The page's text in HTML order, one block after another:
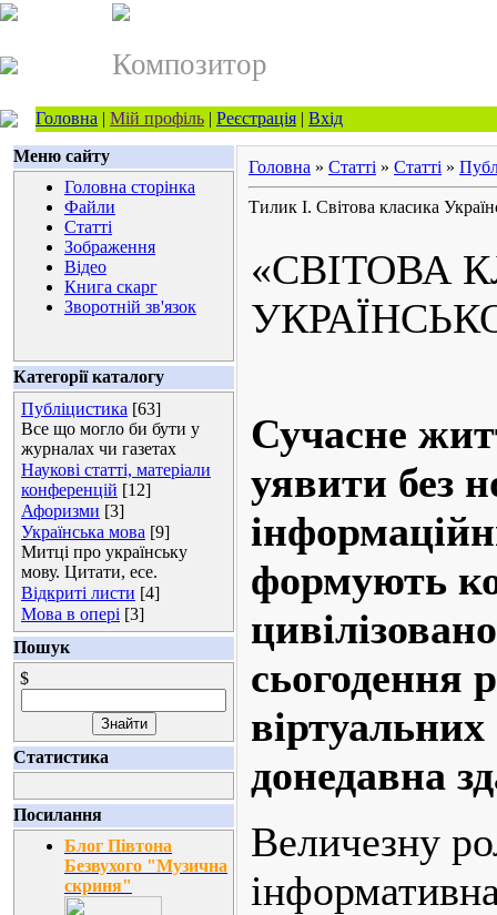
Композитор
Головна | Мій профіль | Реєстрація | Вхід
Меню сайту
Головна сторінка
Файли
Статті
Зображення
Відео
Книга скарг
Зворотній зв'язок
Категорії каталогу
Публіцистика [63]
Все що могло би бути у
журналах чи газетах
Наукові статті, матеріали
конференцій [12]
Афоризми [3]
Українська мова [9]
Митці про українську
мову. Цитати, есе.
Відкриті листи [4]
Мова в опері [3]
Пошук
$
Статистика
Посилання
Блог Півтона
Безвухого "Музична
скриня"
Головна » Статті » Статті »
Тилик І. Світова класика
«СВІТОВА
Сучасне
уявити без
формують
сьогодення
донедавна
Величезну